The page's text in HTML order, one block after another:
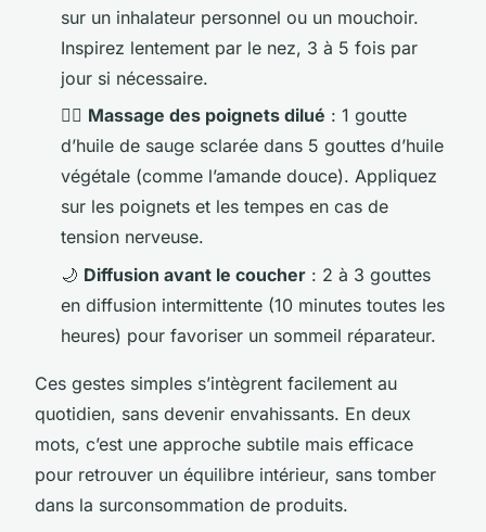
sur un inhalateur personnel ou un mouchoir.
Inspirez lentement par le nez, 3 à 5 fois par
jour si nécessaire.
💆‍♀️ Massage des poignets dilué : 1 goutte
d’huile de sauge sclarée dans 5 gouttes d’huile
végétale (comme l’amande douce). Appliquez
sur les poignets et les tempes en cas de
tension nerveuse.
🌙 Diffusion avant le coucher : 2 à 3 gouttes
en diffusion intermittente (10 minutes toutes les
heures) pour favoriser un sommeil réparateur.
Ces gestes simples s’intègrent facilement au
quotidien, sans devenir envahissants. En deux
mots, c’est une approche subtile mais efficace
pour retrouver un équilibre intérieur, sans tomber
dans la surconsommation de produits.